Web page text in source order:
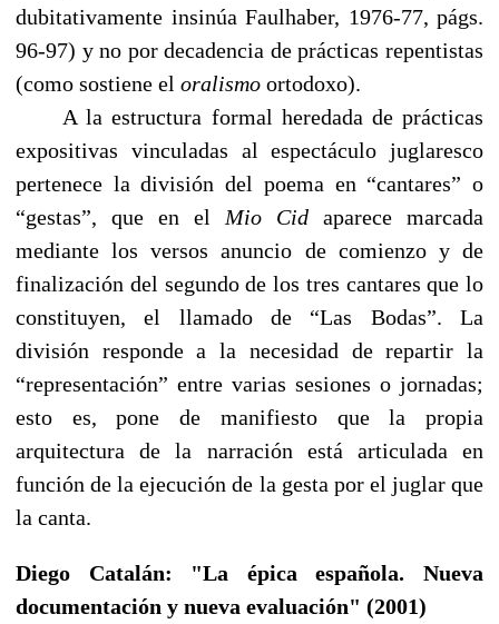
dubitativamente insinúa Faulhaber, 1976-77, págs.
96-97) y no por decadencia de prácticas repentistas
(como sostiene el oralismo ortodoxo).
A la estructura formal heredada de prácticas
expositivas vinculadas al espectáculo juglaresco
pertenece la división del poema en “cantares” o
“gestas”, que en elMio Cid aparece marcada
mediante los versos anuncio de comienzo y de
finalización del segundo de los tres cantares que lo
constituyen, el llamado de “Las Bodas”. La
división responde a la necesidad de repartir la
“representación” entre varias sesiones o jornadas;
esto es, pone de manifiesto que la propia
arquitectura de la narración está articulada en
función de la ejecución de la gesta por el juglar que
la canta.
Diego Catalán: "La épica española. Nueva
documentación y nueva evaluación" (2001)